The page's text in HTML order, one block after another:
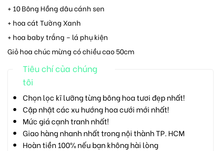
+ 10 Bông Hồng dâu cánh sen
+ hoa cát Tường Xanh
+ hoa baby trắng – lá phụ kiện
Giỏ hoa chúc mừng có chiều cao 50cm
Tiêu chí của chúng
tôi
Chọn lọc kĩ lưỡng từng bông hoa tươi đẹp nhất!
Cập nhật các xu hướng hoa cưới mới nhất!
Mức giá cạnh tranh nhất!
Giao hàng nhanh nhất trong nội thành TP. HCM
Hoàn tiền 100% nếu bạn không hài lòng